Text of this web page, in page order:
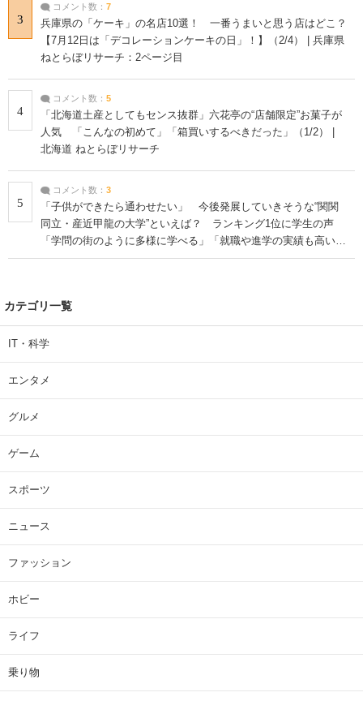
3
コメント数： 7
兵庫県の「ケーキ」の名店10選！ 一番うまいと思う店はどこ？
【7月12日は「デコレーションケーキの日」！】（2/4） | 兵庫県
ねとらぼリサーチ：2ページ目
4
コメント数： 5
「北海道土産としてもセンス抜群」六花亭の“店舗限定”お菓子が
人気 「こんなの初めて」「箱買いするべきだった」（1/2） |
北海道 ねとらぼリサーチ
5
コメント数： 3
「子供ができたら通わせたい」 今後発展していきそうな“関関
同立・産近甲龍の大学”といえば？ ランキング1位に学生の声
「学問の街のように多様に学べる」「就職や進学の実績も高い」
| 大学 ねとらぼリサーチ
カテゴリ一覧
IT・科学
エンタメ
グルメ
ゲーム
スポーツ
ニュース
ファッション
ホビー
ライフ
乗り物